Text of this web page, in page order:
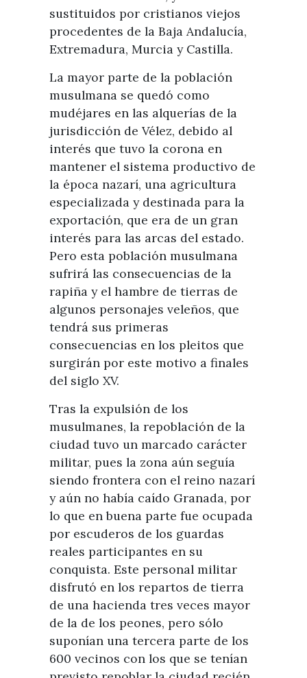
sustituidos por cristianos viejos
procedentes de la Baja Andalucía,
Extremadura, Murcia y Castilla.
La mayor parte de la población
musulmana se quedó como
mudéjares en las alquerías de la
jurisdicción de Vélez, debido al
interés que tuvo la corona en
mantener el sistema productivo de
la época nazarí, una agricultura
especializada y destinada para la
exportación, que era de un gran
interés para las arcas del estado.
Pero esta población musulmana
sufrirá las consecuencias de la
rapiña y el hambre de tierras de
algunos personajes veleños, que
tendrá sus primeras
consecuencias en los pleitos que
surgirán por este motivo a finales
del siglo XV.
Tras la expulsión de los
musulmanes, la repoblación de la
ciudad tuvo un marcado carácter
militar, pues la zona aún seguía
siendo frontera con el reino nazarí
y aún no había caído Granada, por
lo que en buena parte fue ocupada
por escuderos de los guardas
reales participantes en su
conquista. Este personal militar
disfrutó en los repartos de tierra
de una hacienda tres veces mayor
de la de los peones, pero sólo
suponían una tercera parte de los
600 vecinos con los que se tenían